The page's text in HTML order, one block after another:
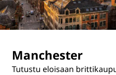
Manchester
Tutustu eloisaan